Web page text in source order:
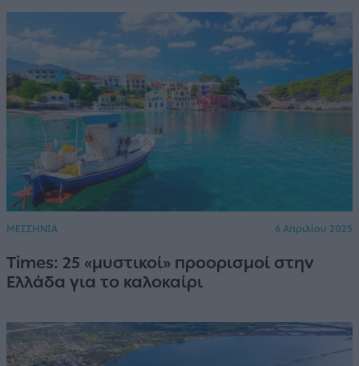
ΜΕΣΣΗΝΙΑ 6 Απριλίου 2025
Times: 25 «μυστικοί» προορισμοί στην
Ελλάδα για το καλοκαίρι